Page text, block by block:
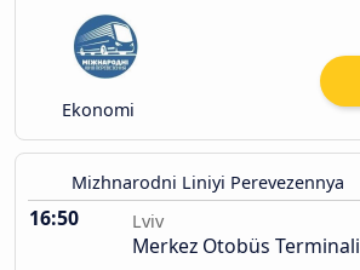
Ekonomi
Mizhnarodni Liniyi Perevezennya
16:50 Lviv
Merkez Otobüs Terminali